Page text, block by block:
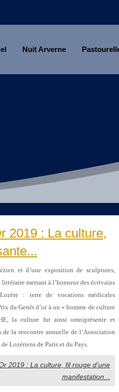
Nuit Arverne
2019 : La culture,
et d’une exposition de sculptures,
mettant à l’honneur des écrivains
: terre de vocations médicales
du Genêt d’or à un « homme de culture
la culture fut ainsi omniprésente et
de la rencontre annuelle de l’Association
Lozériens de Paris et du Pays.
2019 : La culture, fil rouge d’une
manifestation...